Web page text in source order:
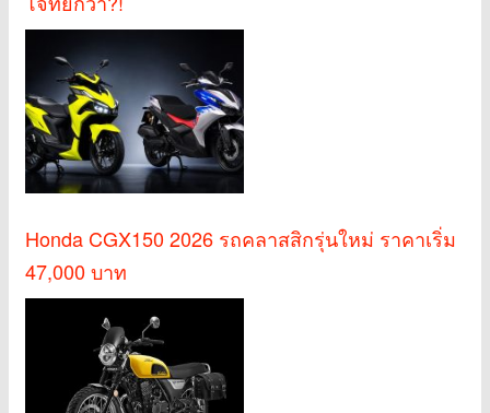
Honda CGX150 2026 รถคลาสสิกรุ่นใหม่ ราคาเริ่ม
47,000 บาท